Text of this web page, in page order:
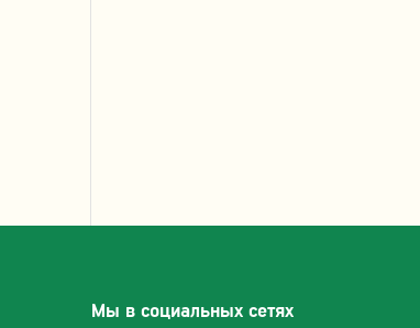
Мы в социальных сетях